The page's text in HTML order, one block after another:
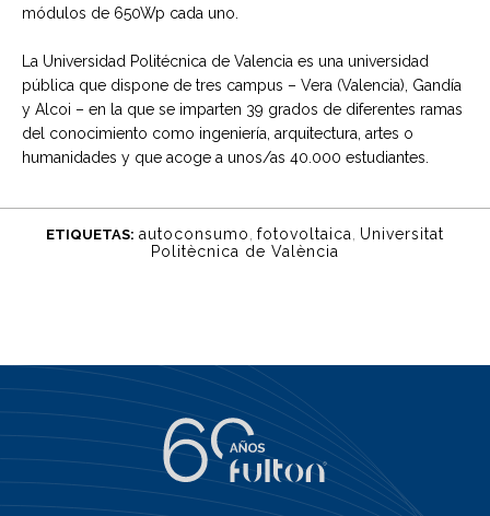
módulos de 650Wp cada uno.
La Universidad Politécnica de Valencia es una universidad
pública que dispone de tres campus – Vera (Valencia), Gandía
y Alcoi – en la que se imparten 39 grados de diferentes ramas
del conocimiento como ingeniería, arquitectura, artes o
humanidades y que acoge a unos/as 40.000 estudiantes.
ETIQUETAS: autoconsumo fotovoltaica
Universitat
Politècnica de València